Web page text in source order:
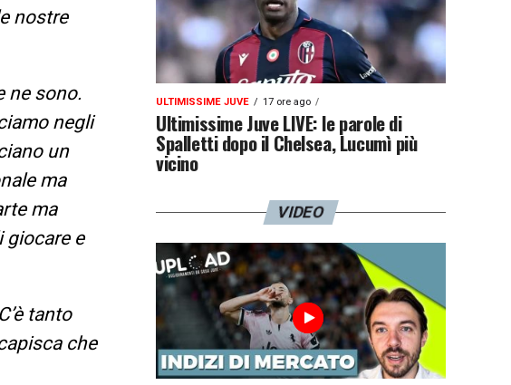
nostre
ne sono.
negli
un
ma
ma
giocare e
tanto
che
ULTIMISSIME JUVE 17 ore ago
Ultimissime Juve LIVE: le parole di
Spalletti dopo il Chelsea, Lucumì più
vicino
VIDEO